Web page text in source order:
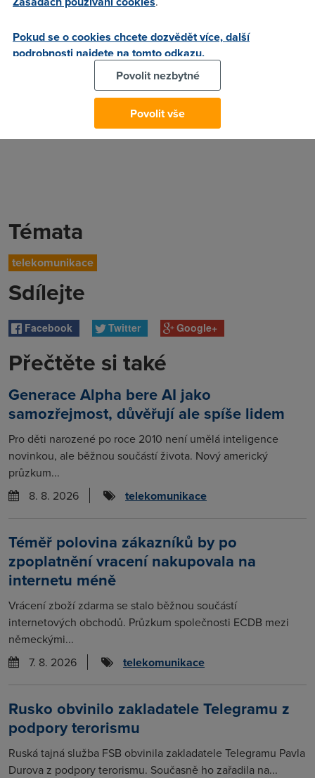
Témata
telekomunikace
Sdílejte
Facebook Twitter Google+
Přečtěte si také
Generace Alpha bere AI jako
samozřejmost, důvěřují ale spíše lidem
Pro děti narozené po roce 2010 není umělá inteligence
novinkou, ale běžnou součástí života. Nový americký
průzkum...
8. 8. 2026
telekomunikace
Téměř polovina zákazníků by po
zpoplatnění vracení nakupovala na
internetu méně
Vrácení zboží zdarma se stalo běžnou součástí
internetových obchodů. Průzkum společnosti ECDB mezi
německými...
7. 8. 2026
telekomunikace
Rusko obvinilo zakladatele Telegramu z
podpory terorismu
Ruská tajná služba FSB obvinila zakladatele Telegramu Pavla
Durova z podpory terorismu. Současně ho zařadila na...
Pokud se o cookies chcete dozvědět více, další
podrobnosti najdete na tomto odkazu.
Povolit nezbytné
Povolit vše